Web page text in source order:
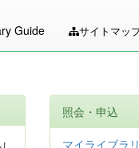
Guide サイトマッ
照会・
マイライブラリ